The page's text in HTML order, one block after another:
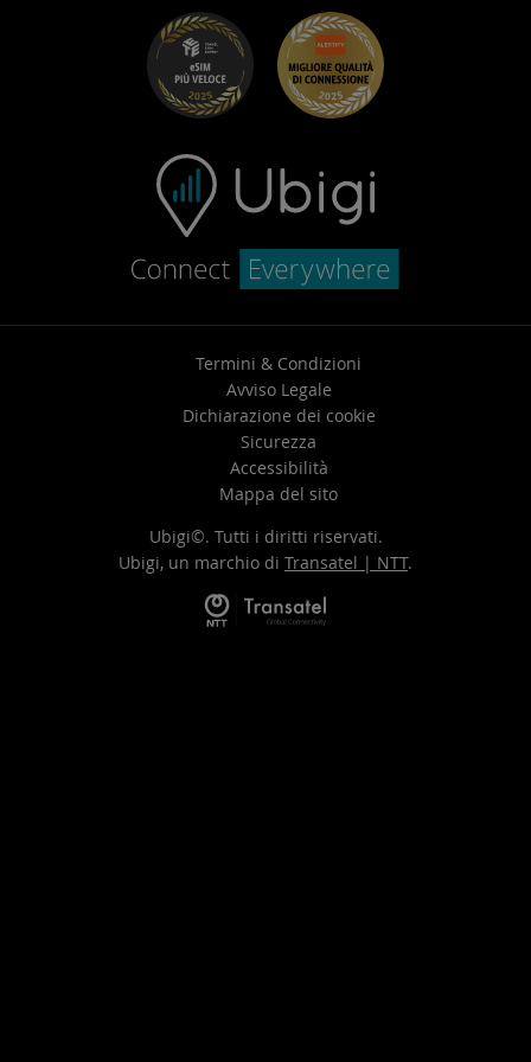
Risoluzione dei problemi
Centro assistenza
Contatta l’assistenza
Termini & Condizioni
Avviso Legale
Dichiarazione dei cookie
Sicurezza
Accessibilità
Mappa del sito
Ubigi©. Tutti i diritti riservati.
Ubigi, un marchio di Transatel | NTT.